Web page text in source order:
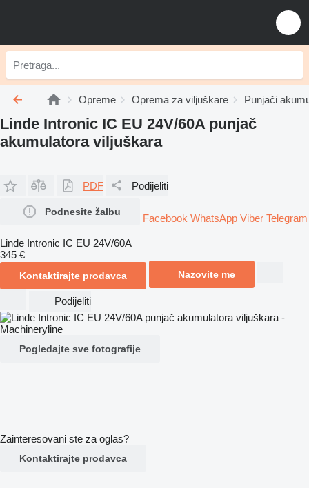
Opreme Oprema za viljuškare Punjači
Linde Intronic IC EU 24V/60A punjač
akumulatora viljuškara
PDF Podijeliti
Podnesite žalbu
Facebook WhatsApp Viber Telegram
Linde Intronic IC EU 24V/60A
345 €
Kontaktirajte prodavca Nazovite me
Podijeliti
Pogledajte sve fotografije
Zainteresovani ste za oglas?
Kontaktirajte prodavca